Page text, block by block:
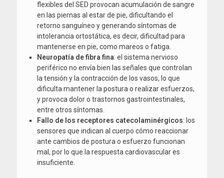
flexibles del SED provocan acumulación de sangre
en las piernas al estar de pie, dificultando el
retorno sanguíneo y generando síntomas de
intolerancia ortostática, es decir, dificultad para
mantenerse en pie, como mareos o fatiga.
Neuropatía de fibra fina: el sistema nervioso
periférico no envía bien las señales que controlan
la tensión y la contracción de los vasos, lo que
dificulta mantener la postura o realizar esfuerzos,
y provoca dolor o trastornos gastrointestinales,
entre otros síntomas.
Fallo de los receptores catecolaminérgicos: los
sensores que indican al cuerpo cómo reaccionar
ante cambios de postura o esfuerzo funcionan
mal, por lo que la respuesta cardiovascular es
insuficiente.